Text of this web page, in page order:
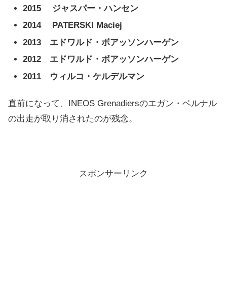
2015
ジャスパー・ハンセン
2014
PATERSKI Maciej
2013 エドワルド・ボアッソンハーゲン
2012 エドワルド・ボアッソンハーゲン
2011 ウィルコ・ケルデルマン
直前になって、INEOS Grenadiersのエガン・ベルナル
の出走が取り消されたのが残念。
スポンサーリンク